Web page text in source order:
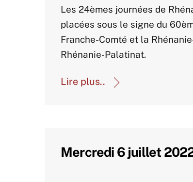
Les 24èmes journées de
placées sous le signe du
Franche-Comté et la
Rhénanie-Palatinat.
Lire plus..
Mercredi 6 juillet